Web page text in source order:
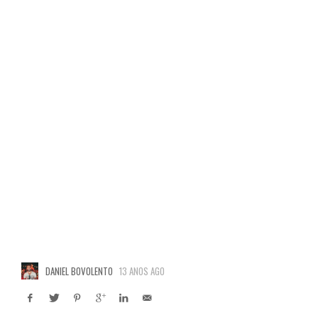
DANIEL BOVOLENTO 13 ANOS AGO